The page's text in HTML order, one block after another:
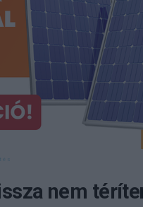
nem